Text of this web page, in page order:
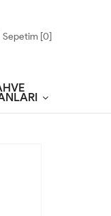
Sepetim [0]